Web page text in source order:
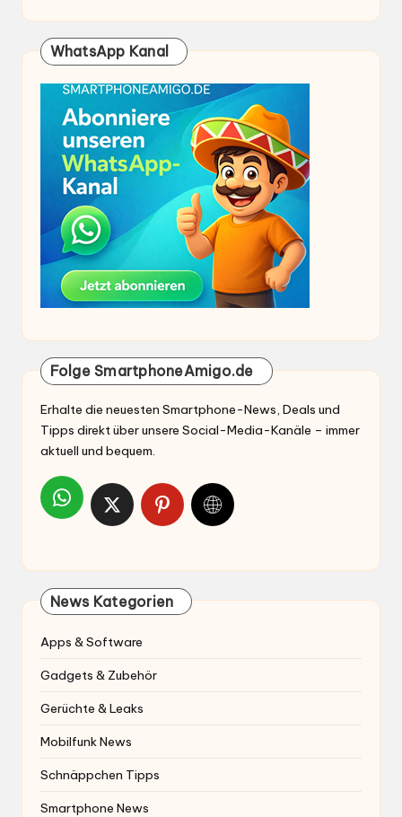
WhatsApp Kanal
Folge SmartphoneAmigo.de
Erhalte die neuesten Smartphone-News, Deals und
Tipps direkt über unsere Social-Media-Kanäle – immer
aktuell und bequem.
News Kategorien
Apps & Software
Gadgets & Zubehör
Gerüchte & Leaks
Mobilfunk News
Schnäppchen Tipps
Smartphone News